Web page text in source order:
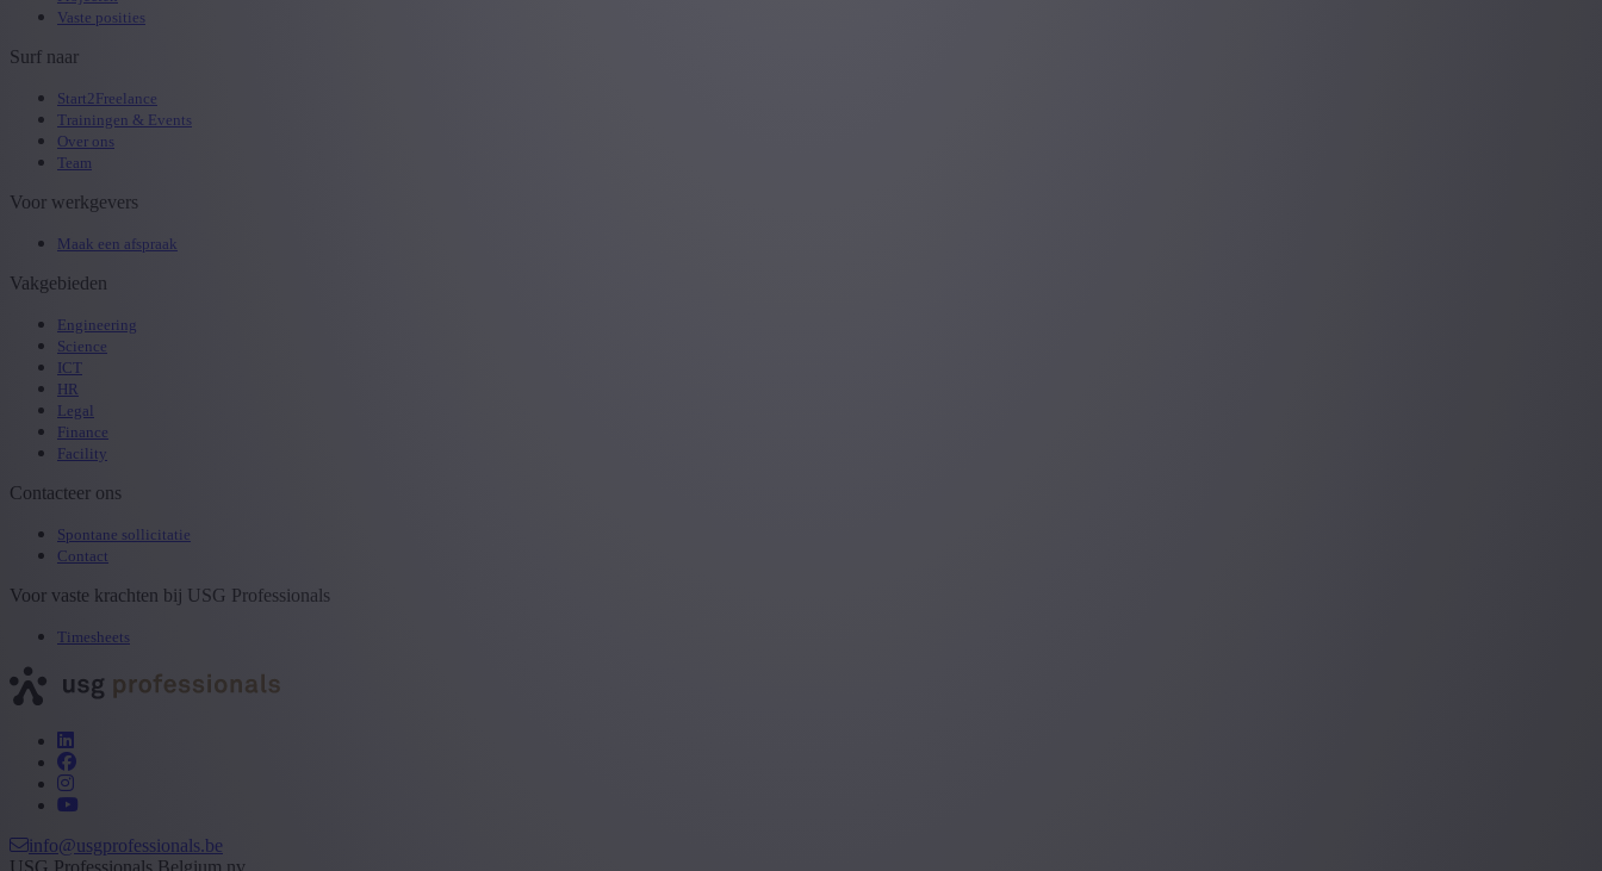
Vaste posities
Surf naar
Start2Freelance
Trainingen & Events
Over ons
Team
Voor werkgevers
Maak een afspraak
Vakgebieden
Engineering
Science
ICT
HR
Legal
Finance
Facility
Contacteer ons
Spontane sollicitatie
Contact
Voor vaste krachten bij USG Professionals
Timesheets
info@usgprofessionals.be
USG Professionals Belgium nv